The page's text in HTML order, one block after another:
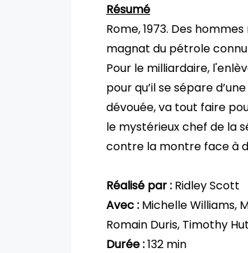
Résumé
Rome, 1973. Des
magnat du pétrole
Pour le milliardaire,
pour qu’il se sépare
dévouée, va tout faire
le mystérieux chef de la
contre la montre face à
Réalisé par : Ridley Scott
Avec : Michelle Williams,
Romain Duris, Timothy
Durée :132 min